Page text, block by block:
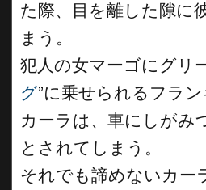
た際、目を離した隙に
まう。
犯人の女マーゴにグリ
グ”に乗せられるフラ
カーラは、車にしがみ
とされてしまう。
それでも諦めないカー